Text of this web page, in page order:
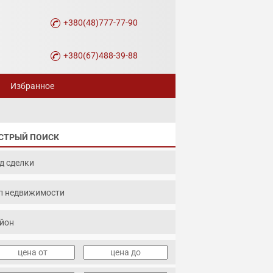
+380(48)777-77-90
+380(67)488-39-88
Избранное
ПОИСК